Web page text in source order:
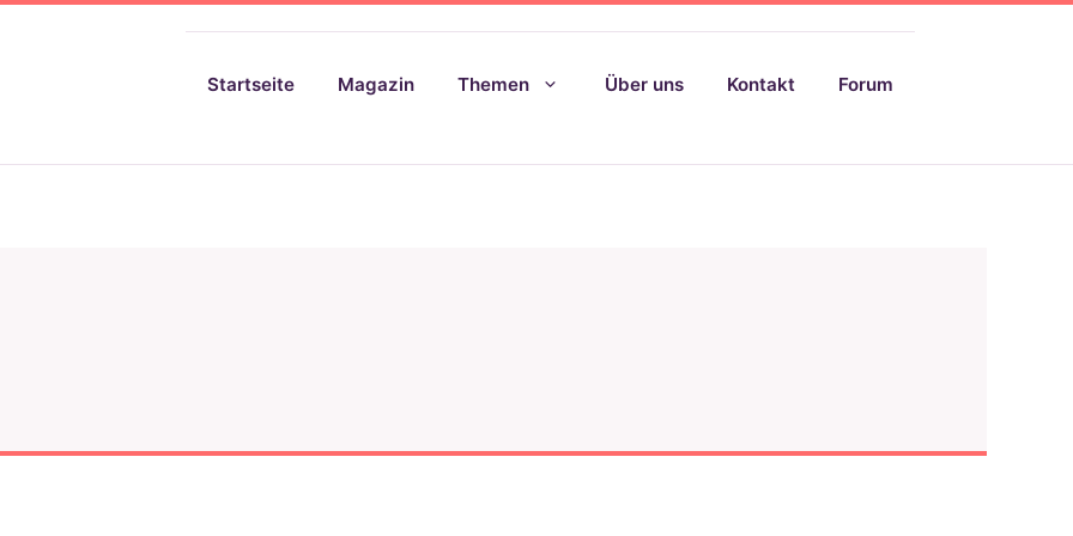
Startseite Magazin Themen Über uns Kontakt Forum